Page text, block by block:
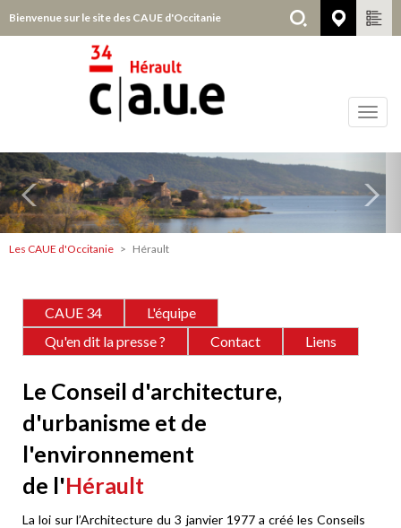
au
Bienvenue sur le site des CAUE d'Occitanie Hérault
Hérault
Précédent
Les CAUE d'Occitanie Hérault
Contenu
CAUE 34
L'équipe
Qu'en dit la presse ?
Contact Liens
Le Conseil d'architecture,
d'urbanisme et de
l'environnement
de l'Hérault
La loi sur l’Architecture du 3 janvier 1977 a créé les Conseils